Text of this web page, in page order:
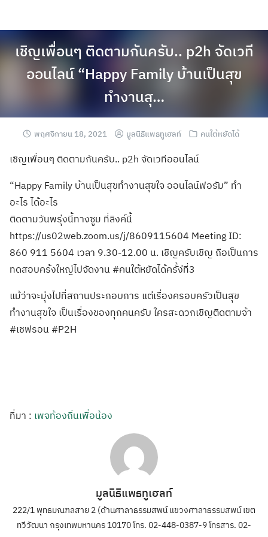
เชิญเพื่อนๆ ติดตามกันครับ.. p2h จัดเวที
ออนไลน์ “Happy Family บ้านเป็นสุข
ทำงานสุ…
พฤศจิกายน 18, 2021 มูลนิธิแพธทูเฮลท์ คนใต้หยัดได้
เชิญเพื่อนๆ ติดตามกันครับ.. p2h จัดเวทีออนไลน์
“Happy Family บ้านเป็นสุขทำงานสุขใจ ออนไลน์ฟอรัม” ทำ
อะไร ได้อะไร
ติดตามวันพรุ่งนี้ทางซูม ที่ลิงค์นี้
https://us02web.zoom.us/j/8609115604 Meeting ID:
860 911 5604 เวลา 9.30-12.00 น. เชิญครับเชิญ ถือเป็นการ
ทดสอบคร้้งใหญ่ไปจัดงาน #คนใต้หยัดได้ครั้ง่ที่3
แม้ว่าจะมุ่งไปที่สถานประกอบการ แต่เรื่องครอบครัวเป็นสุข
ทำงานสุขใจ เป็นเรื่องของทุกคนครับ ใครสะดวกเชิญติดตามจ้า
#เชฟรอน #P2H
ที่มา : เพจท้องถิ่นเพื่อน้อง
มูลนิธิแพธทูเฮลท์
222/1 พุทธมณฑลสาย 2 (ด้านศาลาธรรมสพน์ แขวงศาลาธรรมสพน์ เขต
ทวีวัฒนา กรุงเทพมหานคร 10170 โทร. 02-448-0387-9 โทรสาร. 02-